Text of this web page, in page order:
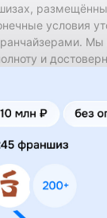
условия
Мы
и
или
несет
и действия